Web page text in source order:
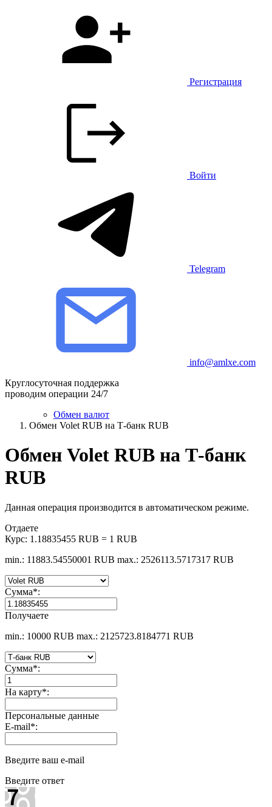
Регистрация
Войти
Telegram
info@amlxe.com
Круглосуточная поддержка
проводим операции 24/7
Обмен валют
Обмен Volet RUB на Т-банк RUB
Обмен Volet RUB на Т-банк
RUB
Данная операция производится в автоматическом режиме.
Отдаете
Курс: 1.18835455 RUB = 1 RUB
min.: 11883.54550001 RUB max.: 2526113.5717317 RUB
Сумма*:
Получаете
min.: 10000 RUB max.: 2125723.8184771 RUB
Сумма*:
На карту*:
Персональные данные
E-mail*:
Введите ваш e-mail
Введите ответ